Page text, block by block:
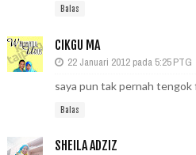
Balas
CIKGU MA
22 Januari 2012 pada 5:25 PTG
saya pun tak pernah tengok
Balas
SHEILA ADZIZ